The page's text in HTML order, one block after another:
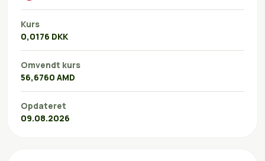
Kurs
0,0176 DKK
Omvendt kurs
56,6760 AMD
Opdateret
09.08.2026